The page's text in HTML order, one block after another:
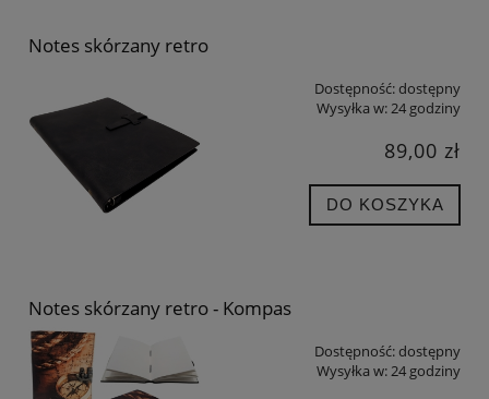
Notes skórzany retro
Dostępność:dostępny
Wysyłka w: 24 godziny
89,00 zł
DO KOSZYKA
Notes skórzany retro - Kompas
Dostępność:dostępny
Wysyłka w: 24 godziny